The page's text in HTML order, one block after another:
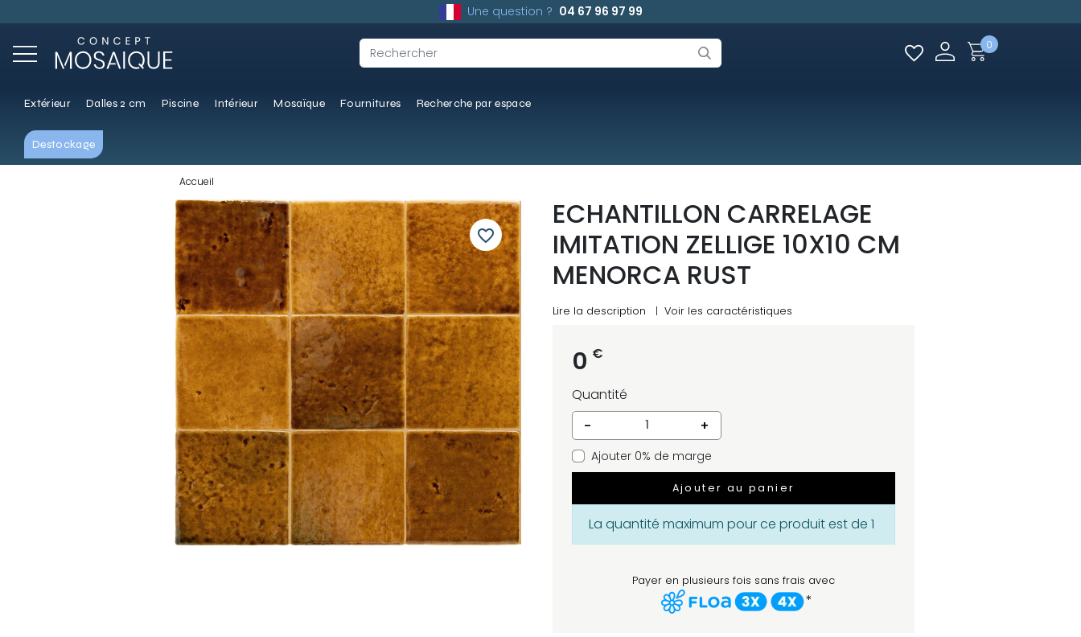
Une question ? 04 67 96 97 99
Extérieur Dalles 2 cm Piscine Intérieur Mosaïque Fournitures Recherche par espace
Destockage
0
Accueil
favorite_border
ECHANTILLON CARRELAGE
IMITATION ZELLIGE 10X10 CM
MENORCA RUST
Lire la description | Voir les caractéristiques
0 €
Quantité
-
+
Ajouter 0% de marge
Ajouter au panier
La quantité maximum pour ce produit est de 1
Payer en plusieurs fois sans frais avec
*